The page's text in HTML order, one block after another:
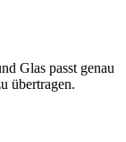
Glas passt genau
übertragen.